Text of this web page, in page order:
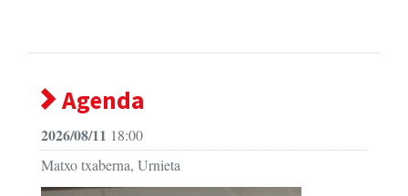
Agenda
2026/08/11 18:00
Matxo txaberna, Urnieta